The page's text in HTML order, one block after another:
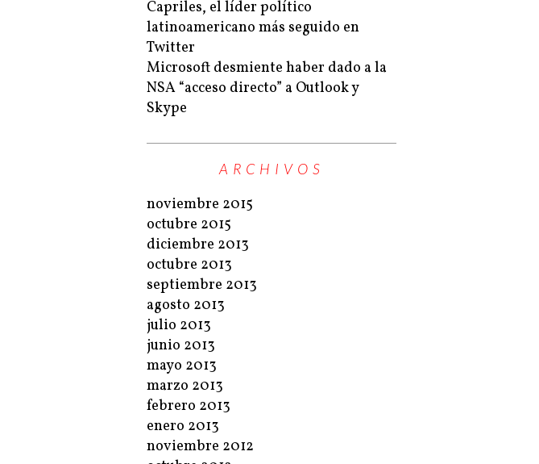
Capriles, el líder político
latinoamericano más seguido en
Twitter
Microsoft desmiente haber dado a la
NSA “acceso directo” a Outlook y
Skype
ARCHIVOS
noviembre 2015
octubre 2015
diciembre 2013
octubre 2013
septiembre 2013
agosto 2013
julio 2013
junio 2013
mayo 2013
marzo 2013
febrero 2013
enero 2013
noviembre 2012